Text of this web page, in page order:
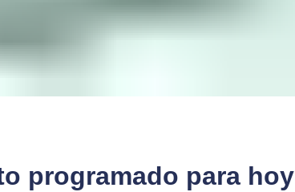
programado para hoy